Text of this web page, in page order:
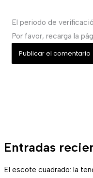
Entradas
El escote cuadrado: la
El periodo de
Por favor, recarga la